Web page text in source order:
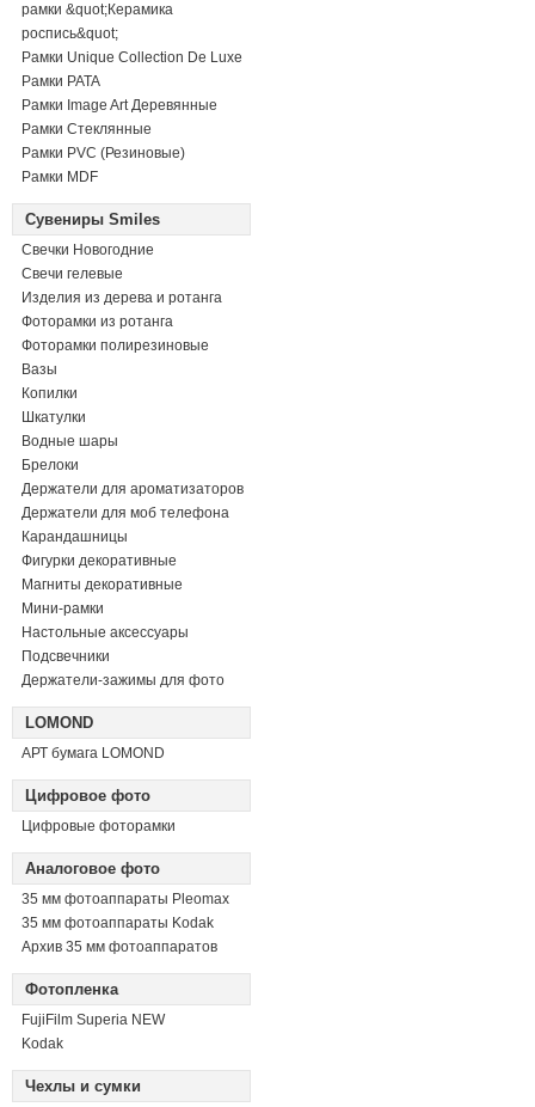
рамки &quot;Керамика
роспись&quot;
Рамки Unique Collection De Luxe
Рамки PATA
Рамки Image Art Деревянные
Рамки Стеклянные
Рамки PVC (Резиновые)
Рамки MDF
Сувениры Smiles
Свечки Новогодние
Свечи гелевые
Изделия из дерева и ротанга
Фоторамки из ротанга
Фоторамки полирезиновые
Вазы
Копилки
Шкатулки
Водные шары
Брелоки
Держатели для ароматизаторов
Держатели для моб телефона
Карандашницы
Фигурки декоративные
Магниты декоративные
Мини-рамки
Настольные аксессуары
Подсвечники
Держатели-зажимы для фото
LOMOND
АРТ бумага LOMOND
Цифровое фото
Цифровые фоторамки
Аналоговое фото
35 мм фотоаппараты Pleomax
35 мм фотоаппараты Kodak
Архив 35 мм фотоаппаратов
Фотопленка
FujiFilm Superia NEW
Kodak
Чехлы и сумки